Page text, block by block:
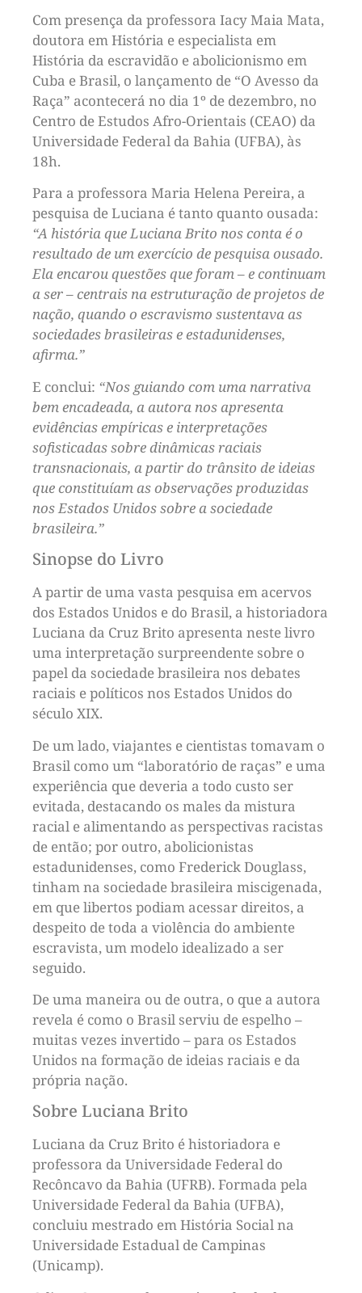
Com presença da professora Iacy Maia Mata,
doutora em História e especialista em
História da escravidão e abolicionismo em
Cuba e Brasil, o lançamento de “O Avesso da
Raça” acontecerá no dia 1º de dezembro, no
Centro de Estudos Afro-Orientais (CEAO) da
Universidade Federal da Bahia (UFBA), às
18h.
Para a professora Maria Helena Pereira, a
pesquisa de Luciana é tanto quanto ousada:
“A história que Luciana Brito nos conta é o
resultado de um exercício de pesquisa ousado.
Ela encarou questões que foram – e continuam
a ser – centrais na estruturação de projetos de
nação, quando o escravismo sustentava as
sociedades brasileiras e estadunidenses,
afirma.”
E conclui: “Nos guiando com uma narrativa
bem encadeada, a autora nos apresenta
evidências empíricas e interpretações
sofisticadas sobre dinâmicas raciais
transnacionais, a partir do trânsito de ideias
que constituíam as observações produzidas
nos Estados Unidos sobre a sociedade
brasileira.”
Sinopse do Livro
A partir de uma vasta pesquisa em acervos
dos Estados Unidos e do Brasil, a historiadora
Luciana da Cruz Brito apresenta neste livro
uma interpretação surpreendente sobre o
papel da sociedade brasileira nos debates
raciais e políticos nos Estados Unidos do
século XIX.
De um lado, viajantes e cientistas tomavam o
Brasil como um “laboratório de raças” e uma
experiência que deveria a todo custo ser
evitada, destacando os males da mistura
racial e alimentando as perspectivas racistas
de então; por outro, abolicionistas
estadunidenses, como Frederick Douglass,
tinham na sociedade brasileira miscigenada,
em que libertos podiam acessar direitos, a
despeito de toda a violência do ambiente
escravista, um modelo idealizado a ser
seguido.
De uma maneira ou de outra, o que a autora
revela é como o Brasil serviu de espelho –
muitas vezes invertido – para os Estados
Unidos na formação de ideias raciais e da
própria nação.
Sobre Luciana Brito
Luciana da Cruz Brito é historiadora e
professora da Universidade Federal do
Recôncavo da Bahia (UFRB). Formada pela
Universidade Federal da Bahia (UFBA),
concluiu mestrado em História Social na
Universidade Estadual de Campinas
(Unicamp).